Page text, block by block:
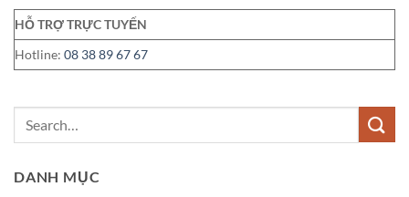
HỖ TRỢ TRỰC TUYẾN
Hotline: 08 38 89 67 67
DANH MỤC